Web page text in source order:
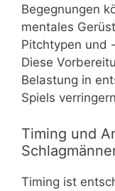
Begegnungen
mentales
Pitchtypen und
Diese
Belastung in
Spiels
Timing und
Timing ist